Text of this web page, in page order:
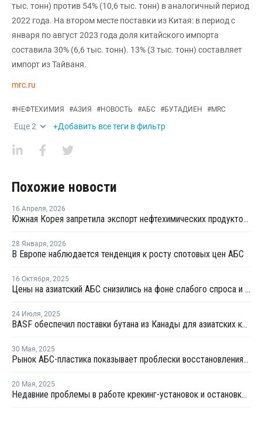
тыс. тонн) против 54% (10,6 тыс. тонн) в аналогичный период
2022 года. На втором месте поставки из Китая: в период с
января по август 2023 года доля китайского импорта
составила 30% (6,6 тыс. тонн). 13% (3 тыс. тонн) составляет
импорт из Тайваня.
mrc.ru
#НЕФТЕХИМИЯ #АЗИЯ #НОВОСТЬ #АБС #БУТАДИЕН #MRC
Еще2 +Добавить все теги в фильтр
Похожие новости
16 Апреля, 2026
Южная Корея запретила экспорт нефтехимических продуктов из нафты
28 Января, 2026
В Европе наблюдается тенденция к росту спотовых цен АБС
16 Октября, 2025
Цены на азиатский АБС снизились на фоне слабого спроса и больших запасов
24 Июля, 2025
BASF обеспечил поставки бутана из Канады для азиатских крекинг-компаний
30 Мая, 2025
Рынок АБС-пластика показывает проблески восстановления на фоне избыточного предложения
20 Мая, 2025
Недавние проблемы в работе крекинг-установок и остановки в Азии привели к заметным изменениям на рынке